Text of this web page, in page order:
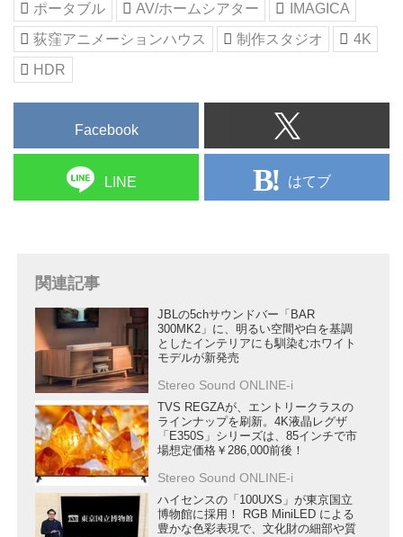
ポータブル AV/ホームシアター
IMAGICA
荻窪アニメーションハウス
制作スタジオ
4K
HDR
Facebook
LINE はてブ
関連記事
JBLの5chサウンドバー「BAR
300MK2」に、明るい空間や白を基調
としたインテリアにも馴染むホワイト
モデルが新発売
Stereo Sound ONLINE-i
TVS REGZAが、エントリークラスの
ラインナップを刷新。4K液晶レグザ
「E350S」シリーズは、85インチで市
場想定価格￥286,000前後！
Stereo Sound ONLINE-i
ハイセンスの「100UXS」が東京国立
博物館に採用！ RGB MiniLED による
豊かな色彩表現で、文化財の細部や質